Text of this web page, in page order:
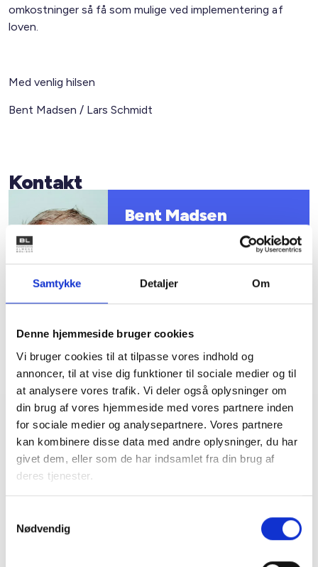
Samtykke Detaljer Om
Denne hjemmeside bruger cookies
Vi bruger cookies til at tilpasse vores indhold og
annoncer, til at vise dig funktioner til sociale medier og til
at analysere vores trafik. Vi deler også oplysninger om
din brug af vores hjemmeside med vores partnere inden
for sociale medier og analysepartnere. Vores partnere
kan kombinere disse data med andre oplysninger, du har
givet dem, eller som de har indsamlet fra din brug af
deres tjenester.
Nødvendig
omkostninger så få som mulige ved implementering af
loven.
Med venlig hilsen
Bent Madsen / Lars Schmidt
Kontakt
Bent Madsen
Mail: bma@bl.dk
Relateret indhold Viden
BL INFORMERER
kommunale lejemål i almene ældre- og
20. marts 2026